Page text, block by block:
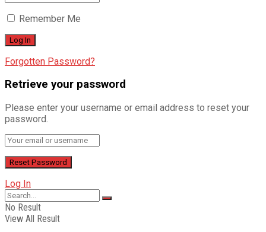
Remember Me
Forgotten Password?
Retrieve your password
Please enter your username or email address to reset your
password.
Log In
No Result
View All Result